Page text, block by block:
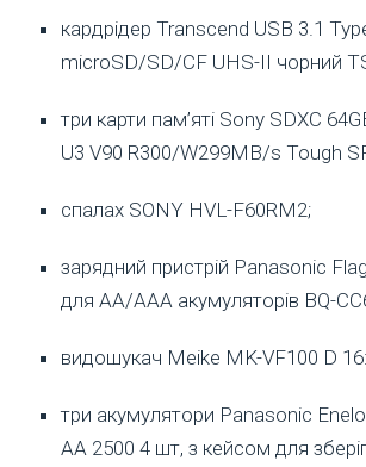
кардрідер Transcend USB 3.1
microSD/SD/CF UHS-II чорний
три карти пам’яті Sony SDXC
U3 V90 R300/W299MB/s Tough
спалах SONY HVL-F60RM2;
зарядний пристрій Panasonic
для АА/ААА акумуляторів BQ-
видошукач Meike MK-VF100 D
три акумулятори Panasonic
AA 2500 4 шт, з кейсом для